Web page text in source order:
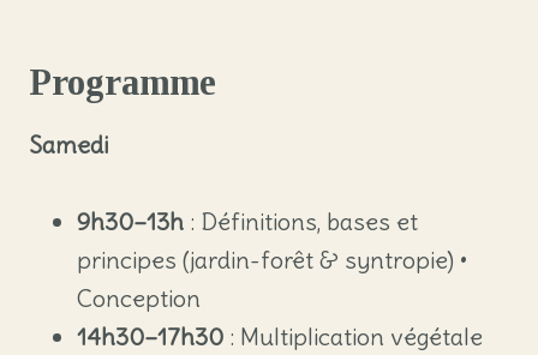
Programme
Samedi
9h30–13h : Définitions, bases et
principes (jardin-forêt & syntropie) •
Conception
14h30–17h30 : Multiplication végétale